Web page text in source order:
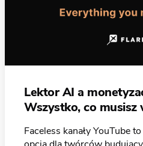
Lektor AI a
Wszystko, co musisz
Faceless kanały YouTube